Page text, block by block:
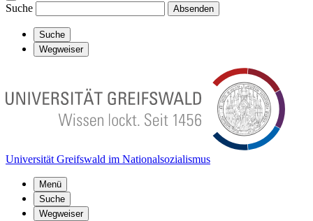
Suche Absenden
Suche
Wegweiser
Universität Greifswald im Nationalsozialismus
Menü
Suche
Wegweiser